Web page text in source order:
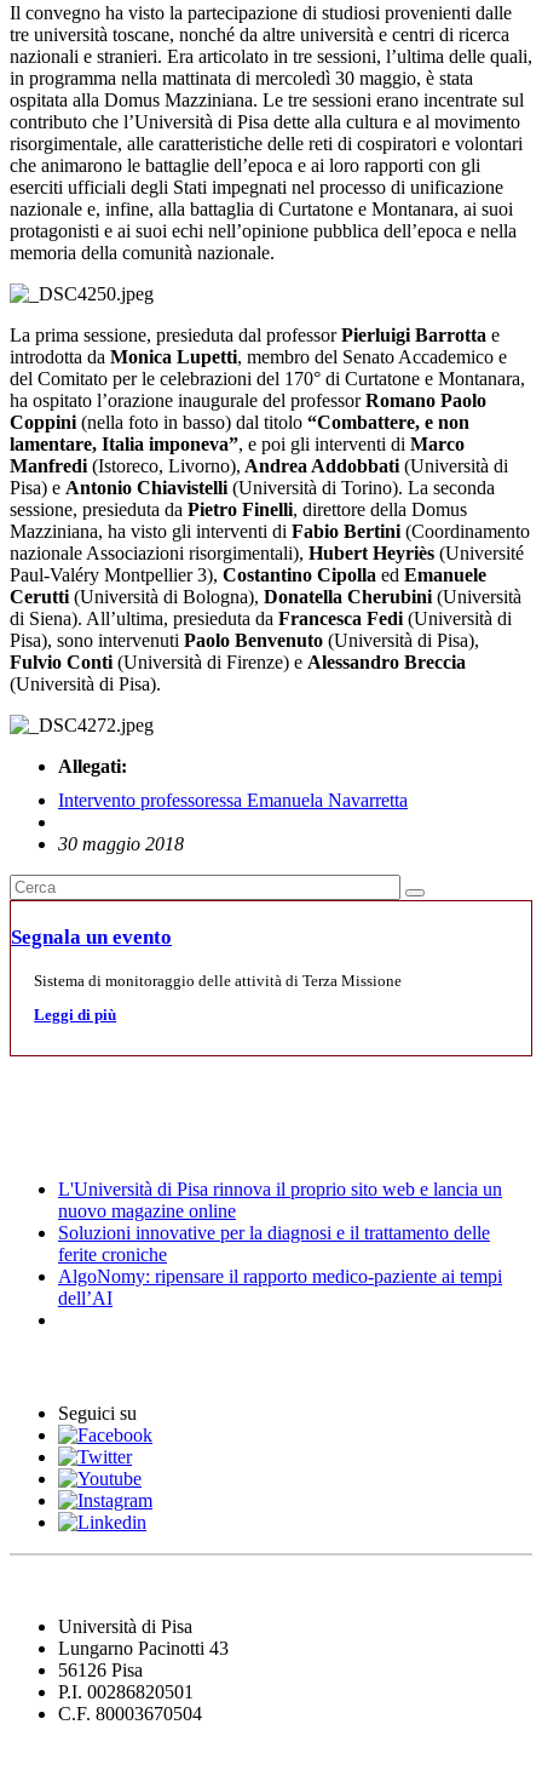
Il convegno ha visto la partecipazione di studiosi provenienti dalle
tre università toscane, nonché da altre università e centri di ricerca
nazionali e stranieri. Era articolato in tre sessioni, l’ultima delle quali,
in programma nella mattinata di mercoledì 30 maggio, è stata
ospitata alla Domus Mazziniana. Le tre sessioni erano incentrate sul
contributo che l’Università di Pisa dette alla cultura e al movimento
risorgimentale, alle caratteristiche delle reti di cospiratori e volontari
che animarono le battaglie dell’epoca e ai loro rapporti con gli
eserciti ufficiali degli Stati impegnati nel processo di unificazione
nazionale e, infine, alla battaglia di Curtatone e Montanara, ai suoi
protagonisti e ai suoi echi nell’opinione pubblica dell’epoca e nella
memoria della comunità nazionale.
La prima sessione, presieduta dal professorPierluigi Barrotta e
introdotta da Monica Lupetti, membro del Senato Accademico e
del Comitato per le celebrazioni del 170° di Curtatone e Montanara,
ha ospitato l’orazione inaugurale del professorRomano Paolo
Coppini (nella foto in basso) dal titolo “Combattere, e non
lamentare, Italia imponeva”, e poi gli interventi di Marco
Manfredi (Istoreco, Livorno), Andrea Addobbati (Università di
Pisa) e Antonio Chiavistelli (Università di Torino). La seconda
sessione, presieduta da Pietro Finelli, direttore della Domus
Mazziniana, ha visto gli interventi di Fabio Bertini (Coordinamento
nazionale Associazioni risorgimentali), Hubert Heyriès (Université
Paul-Valéry Montpellier 3), Costantino Cipolla ed Emanuele
Cerutti (Università di Bologna), Donatella Cherubini (Università
di Siena). All’ultima, presieduta da Francesca Fedi (Università di
Pisa), sono intervenuti Paolo Benvenuto (Università di Pisa),
Fulvio Conti (Università di Firenze) e Alessandro Breccia
(Università di Pisa).
Allegati:
Intervento professoressa Emanuela Navarretta
30 maggio 2018
Segnala un evento
Sistema di monitoraggio delle attività di Terza Missione
Leggi di più
L'Università di Pisa rinnova il proprio sito web e lancia un
nuovo magazine online
Soluzioni innovative per la diagnosi e il trattamento delle
ferite croniche
AlgoNomy: ripensare il rapporto medico-paziente ai tempi
dell’AI
Seguici su
Università di Pisa
Lungarno Pacinotti 43
56126 Pisa
P.I. 00286820501
C.F. 80003670504